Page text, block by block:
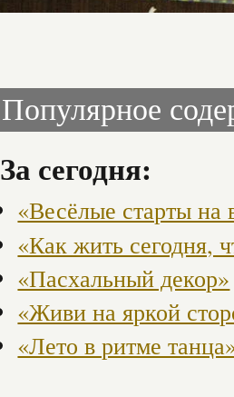
Популярное
За сегодня:
«Весёлые старты на
«Как жить сегодня,
«Пасхальный декор»
«Живи на яркой
«Лето в ритме